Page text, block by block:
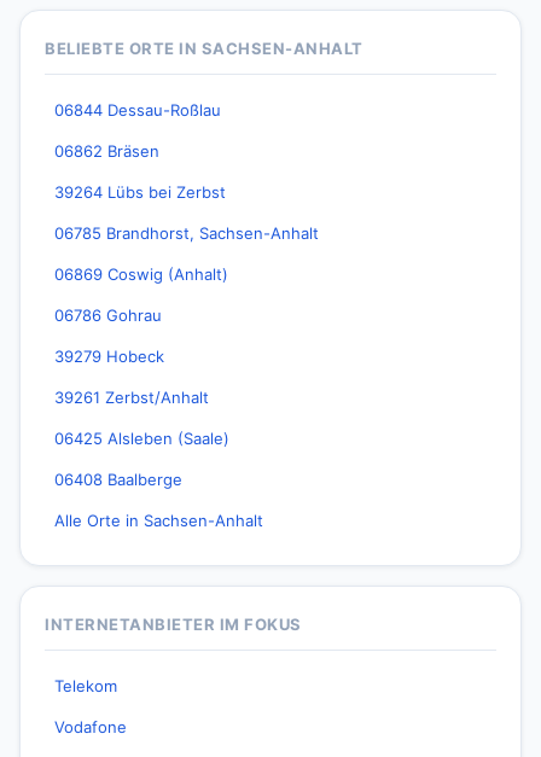
BELIEBTE ORTE IN SACHSEN-ANHALT
06844 Dessau-Roßlau
06862 Bräsen
39264 Lübs bei Zerbst
06785 Brandhorst, Sachsen-Anhalt
06869 Coswig (Anhalt)
06786 Gohrau
39279 Hobeck
39261 Zerbst/Anhalt
06425 Alsleben (Saale)
06408 Baalberge
Alle Orte in Sachsen-Anhalt
INTERNETANBIETER IM FOKUS
Telekom
Vodafone